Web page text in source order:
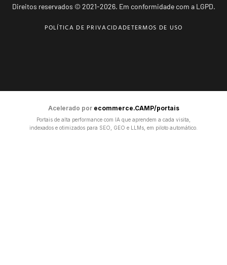
Direitos reservados © 2021-2026. Em conformidade com a LGPD.
POLÍTICA DE PRIVACIDADETERMOS DE USO
Acelerado por ecommerce.CAMP/portais
Portais de alta performance com IA que aprendem a cada visita,
indexados e otimizados para SEO, GEO e LLMs, em piloto automático.